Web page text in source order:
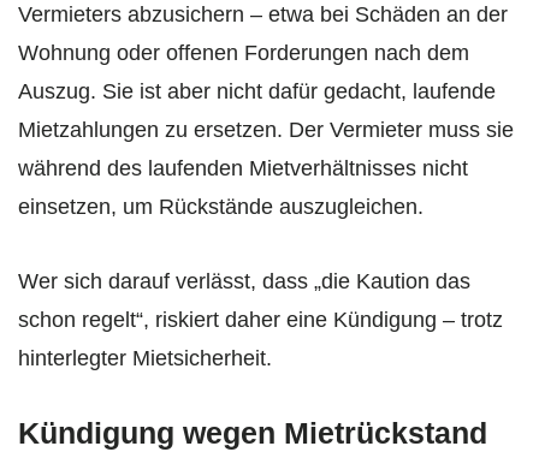
Vermieters abzusichern – etwa bei Schäden an der
Wohnung oder offenen Forderungen nach dem
Auszug. Sie ist aber nicht dafür gedacht, laufende
Mietzahlungen zu ersetzen. Der Vermieter muss sie
während des laufenden Mietverhältnisses nicht
einsetzen, um Rückstände auszugleichen.
Wer sich darauf verlässt, dass „die Kaution das
schon regelt“, riskiert daher eine Kündigung – trotz
hinterlegter Mietsicherheit.
Kündigung wegen Mietrückstand